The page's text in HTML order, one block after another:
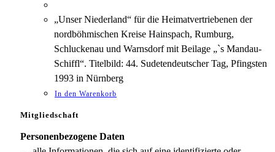
„Unser Niederland“ für die Heimatvertriebenen der
nordböhmischen Kreise Hainspach, Rumburg,
Schluckenau und Warnsdorf mit Beilage „`s Mandau-
Schiffl“. Titelbild: 44. Sudetendeutscher Tag, Pfingsten
1993 in Nürnberg
In den Warenkorb
Mitgliedschaft
Personenbezogene Daten